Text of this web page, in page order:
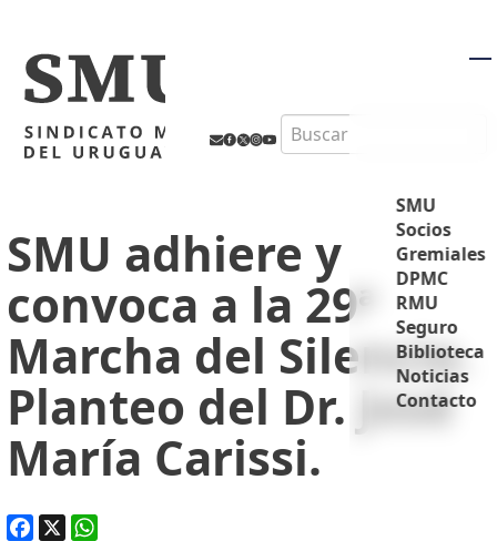
Search
SMU
Socios
Gremiales
DPMC
RMU
Seguro
Biblioteca
Noticias
Contacto
SMU adhiere y
convoca a la 29ª
Marcha del Silencio.
Planteo del Dr. José
María Carissi.